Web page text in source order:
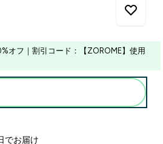
オフ｜割引コード：【ZOROME】使用
price
でお届け